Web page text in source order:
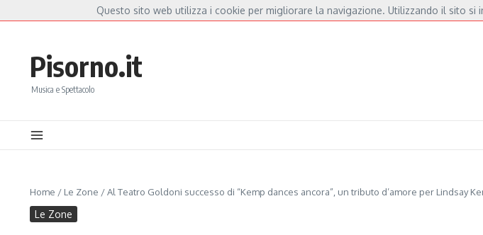
Mannoia, a Capannori nasce “Anime Salve”: la data zero è un atto d’amore per De André e Fossati Fulminacci a Pisa,
Pisorno.it
Musica e Spettacolo
Home / Le Zone /Al Teatro Goldoni successo di “Kemp dances ancora”, un tributo d’amore per Lindsay
Le Zone
Questo sito web utilizza i cookie per migliorare la navigazione. Utilizzando il sito